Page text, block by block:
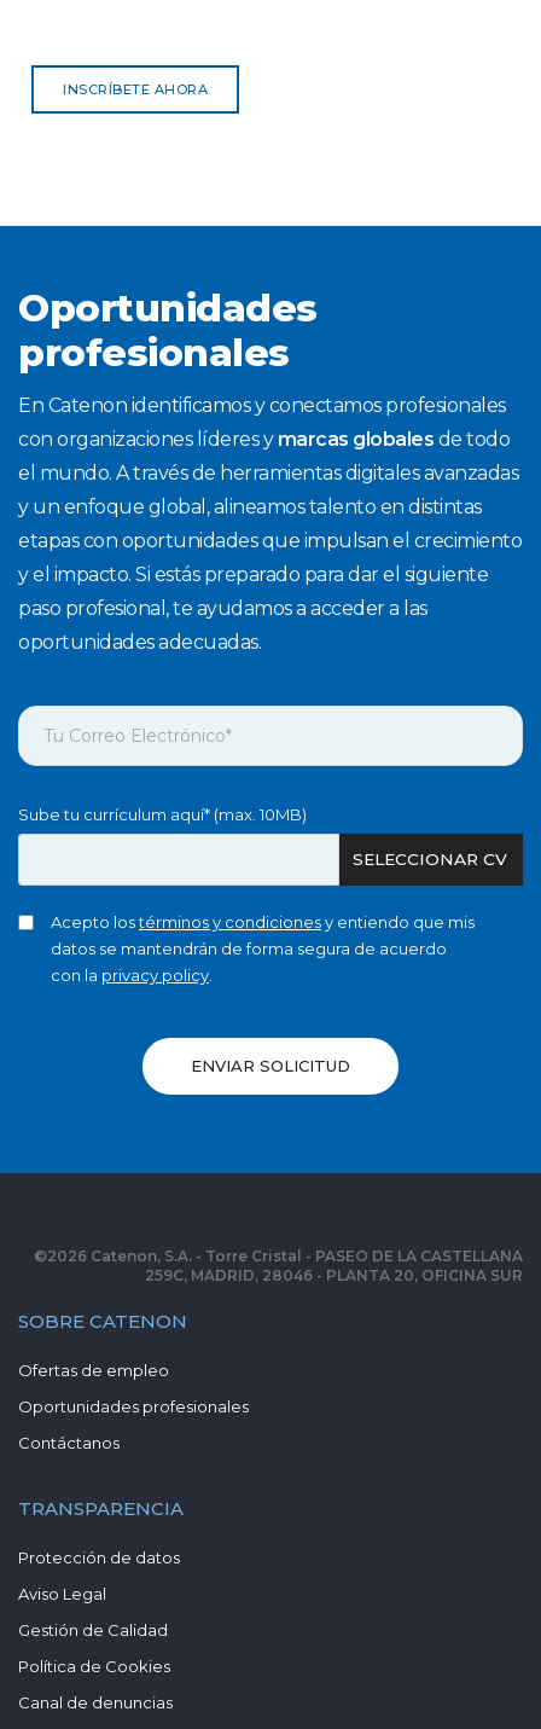
INSCRÍBETE AHORA
Oportunidades
profesionales
En Catenon identificamos y conectamos profesionales
con organizaciones líderes y marcas globales de todo
el mundo. A través de herramientas digitales avanzadas
y un enfoque global, alineamos talento en distintas
etapas con oportunidades que impulsan el crecimiento
y el impacto. Si estás preparado para dar el siguiente
paso profesional, te ayudamos a acceder a las
oportunidades adecuadas.
Sube tu currículum aquí* (max. 10MB)
SELECCIONAR CV
Acepto lostérminos y condicionesy entiendo que mis
datos se mantendrán de forma segura de acuerdo
con la privacy policy
ENVIAR SOLICITUD
SOBRE CATENON
Ofertas de empleo
Oportunidades profesionales
Contáctanos
TRANSPARENCIA
Protección de datos
Aviso Legal
Gestión de Calidad
Política de Cookies
Canal de denuncias
©2026 Catenon, S.A. - Torre Cristal - PASEO DE LA CASTELLANA
259C, MADRID, 28046 - PLANTA 20, OFICINA SUR